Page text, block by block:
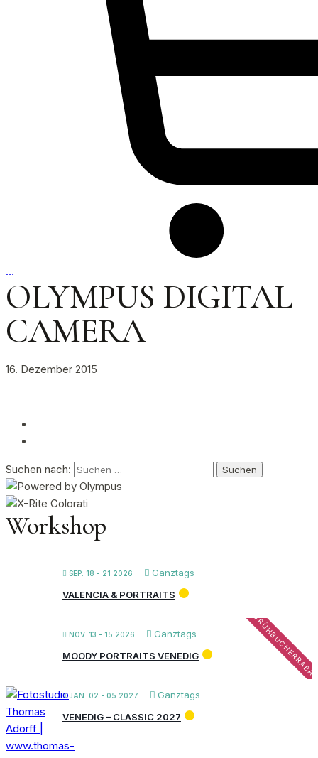
…
OLYMPUS DIGITAL
CAMERA
16. Dezember 2015
Suchen nach:
Workshop
SEP. 18 - 21 2026
Ganztags
VALENCIA & PORTRAITS
NOV. 13 - 15 2026 Ganztags
MOODY PORTRAITS VENEDIG
JAN. 02 - 05 2027
Ganztags
VENEDIG – CLASSIC 2027